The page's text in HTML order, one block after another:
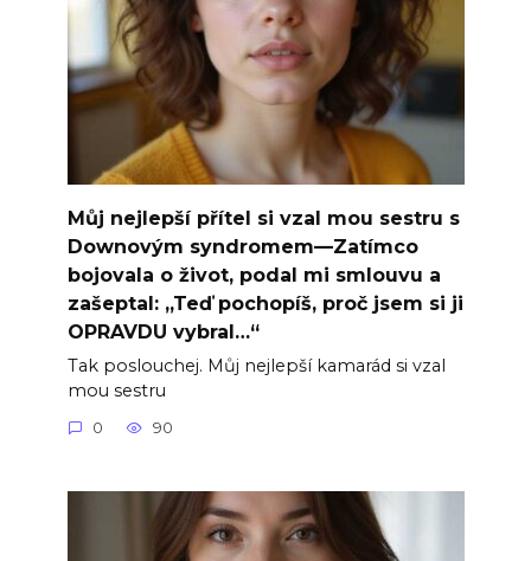
Můj nejlepší přítel si vzal mou sestru s
Downovým syndromem—Zatímco
bojovala o život, podal mi smlouvu a
zašeptal: „Teď pochopíš, proč jsem si ji
OPRAVDU vybral…“
Tak poslouchej. Můj nejlepší kamarád si vzal
mou sestru
0 90